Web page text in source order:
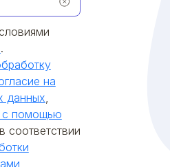
.
на
данных,
с помощью
в соответствии